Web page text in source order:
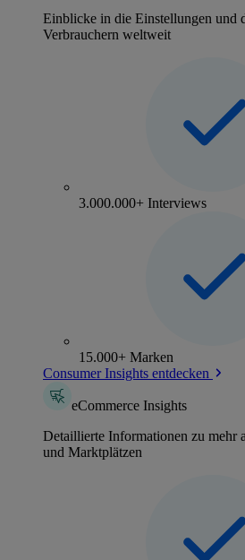
Einblicke in die Einstellungen und
Verbrauchern weltweit
3.000.000+ Interviews
15.000+ Marken
Consumer Insights entdecken
eCommerce Insights
Detaillierte Informationen zu mehr
und Marktplätzen